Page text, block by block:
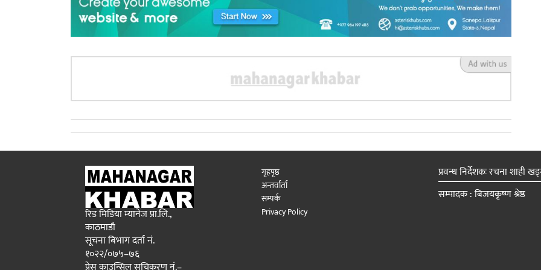
रिड मिडिया म्यानेज प्रा.लि.,
काठमाडौ
सूचना बिभाग दर्ता नं.
१०२२/०७५–७६
गृहपृष्ठ
अन्तर्वार्ता
सम्पर्क
Privacy Policy
प्रवन्ध निर्देशकः रचना शाही
सम्पादक : बिजयकृष्ण श्रेष्ठ